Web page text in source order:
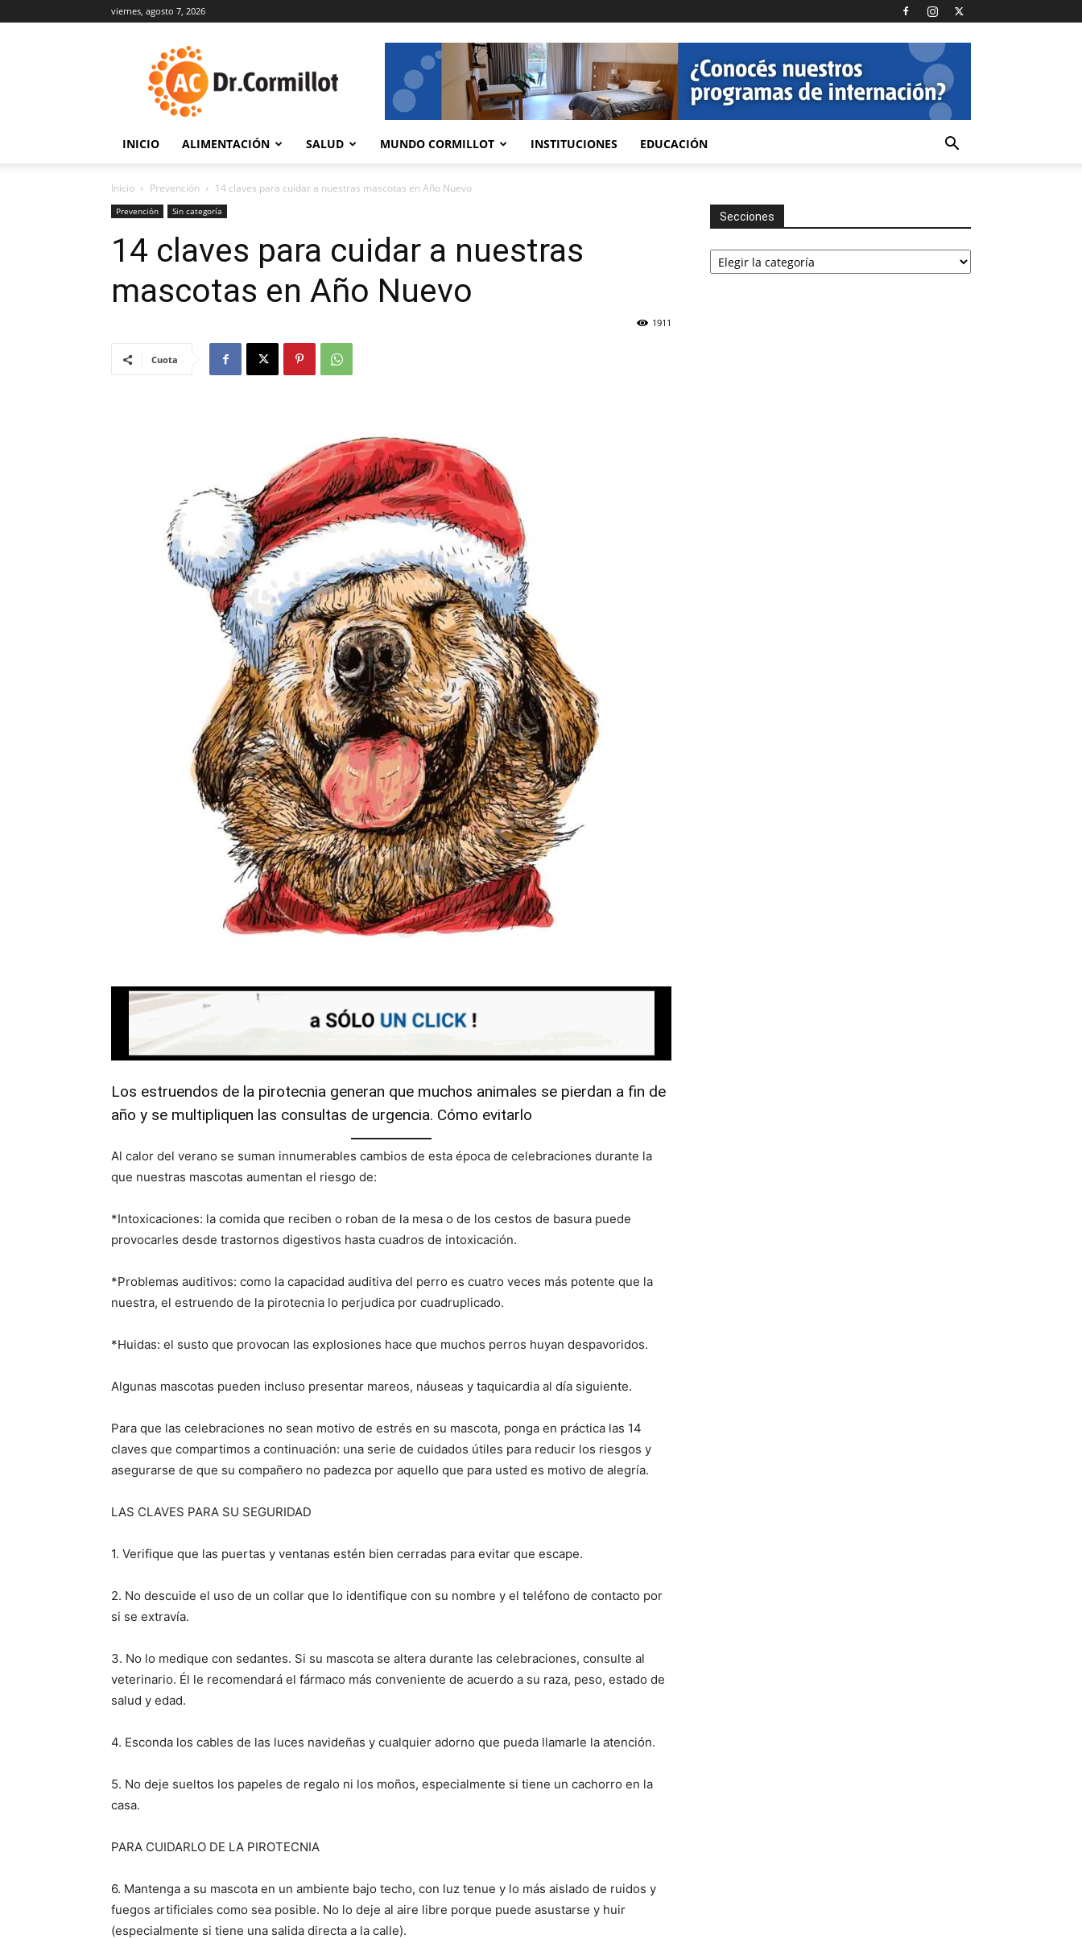
viernes, agosto 7, 2026
INICIO ALIMENTACIÓN SALUD MUNDO CORMILLOT INSTITUCIONES EDUCACIÓN
Inicio Prevención 14 claves para cuidar a nuestras mascotas en Año Nuevo
Prevención Sin categoría
14 claves para cuidar a nuestras
mascotas en Año Nuevo
1911
Cuota
Los estruendos de la pirotecnia generan que muchos animales se pierdan a fin de
año y se multipliquen las consultas de urgencia. Cómo evitarlo
Al calor del verano se suman innumerables cambios de esta época de celebraciones durante la
que nuestras mascotas aumentan el riesgo de:
*Intoxicaciones: la comida que reciben o roban de la mesa o de los cestos de basura puede
provocarles desde trastornos digestivos hasta cuadros de intoxicación.
*Problemas auditivos: como la capacidad auditiva del perro es cuatro veces más potente que la
nuestra, el estruendo de la pirotecnia lo perjudica por cuadruplicado.
*Huidas: el susto que provocan las explosiones hace que muchos perros huyan despavoridos.
Algunas mascotas pueden incluso presentar mareos, náuseas y taquicardia al día siguiente.
Para que las celebraciones no sean motivo de estrés en su mascota, ponga en práctica las 14
claves que compartimos a continuación: una serie de cuidados útiles para reducir los riesgos y
asegurarse de que su compañero no padezca por aquello que para usted es motivo de alegría.
LAS CLAVES PARA SU SEGURIDAD
1. Verifique que las puertas y ventanas estén bien cerradas para evitar que escape.
2. No descuide el uso de un collar que lo identifique con su nombre y el teléfono de contacto por
si se extravía.
3. No lo medique con sedantes. Si su mascota se altera durante las celebraciones, consulte al
veterinario. Él le recomendará el fármaco más conveniente de acuerdo a su raza, peso, estado de
salud y edad.
4. Esconda los cables de las luces navideñas y cualquier adorno que pueda llamarle la atención.
5. No deje sueltos los papeles de regalo ni los moños, especialmente si tiene un cachorro en la
casa.
PARA CUIDARLO DE LA PIROTECNIA
6. Mantenga a su mascota en un ambiente bajo techo, con luz tenue y lo más aislado de ruidos y
fuegos artificiales como sea posible. No lo deje al aire libre porque puede asustarse y huir
(especialmente si tiene una salida directa a la calle).
Secciones
Secciones